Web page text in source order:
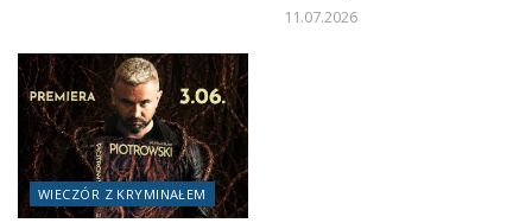
11.07.2026
WIECZÓR Z KRYMINAŁEM